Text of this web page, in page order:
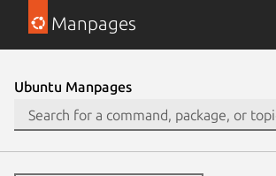
Manpages
Ubuntu Manpages